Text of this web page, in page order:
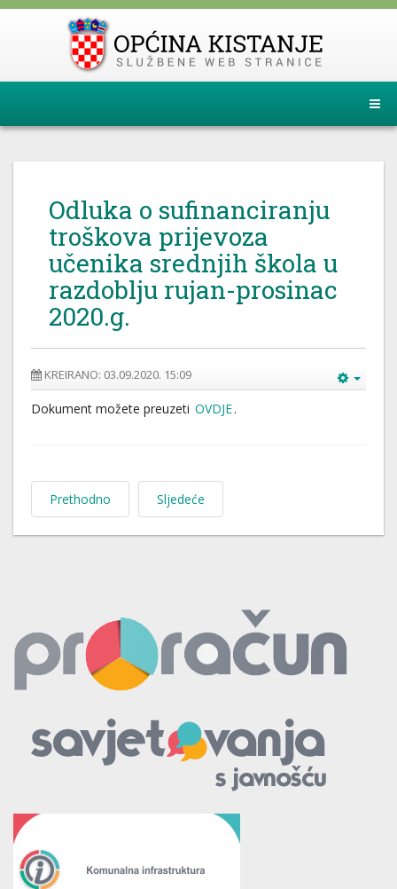
Odluka o sufinanciranju
troškova prijevoza
učenika srednjih škola u
razdoblju rujan-prosinac
2020.g.
KREIRANO: 03.09.2020. 15:09
Dokument možete preuzeti OVDJE.
Prethodno Sljedeće